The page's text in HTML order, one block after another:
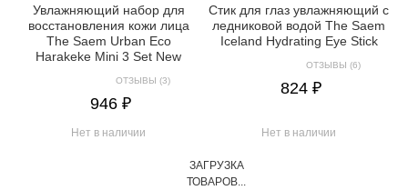
Увлажняющий набор для
восстановления кожи лица
The Saem Urban Eco
Harakeke Mini 3 Set New
ОТЗЫВЫ (3)
946 ₽
Нет в наличии
Стик для глаз увлажняющий с
ледниковой водой The Saem
Iceland Hydrating Eye Stick
ОТЗЫВЫ (6)
824 ₽
Нет в наличии
ЗАГРУЗКА
ТОВАРОВ...